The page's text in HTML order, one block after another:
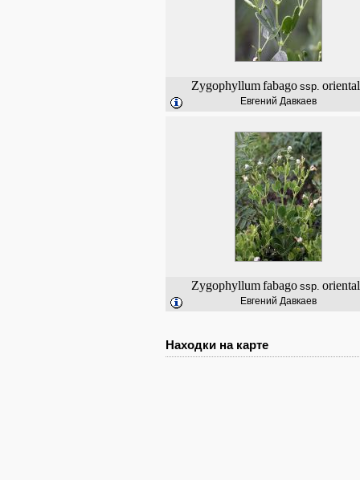
Zygophyllum fabago ssp.
Евгений Давкаев
Zygophyllum fabago ssp.
Евгений Давкаев
Находки на карте